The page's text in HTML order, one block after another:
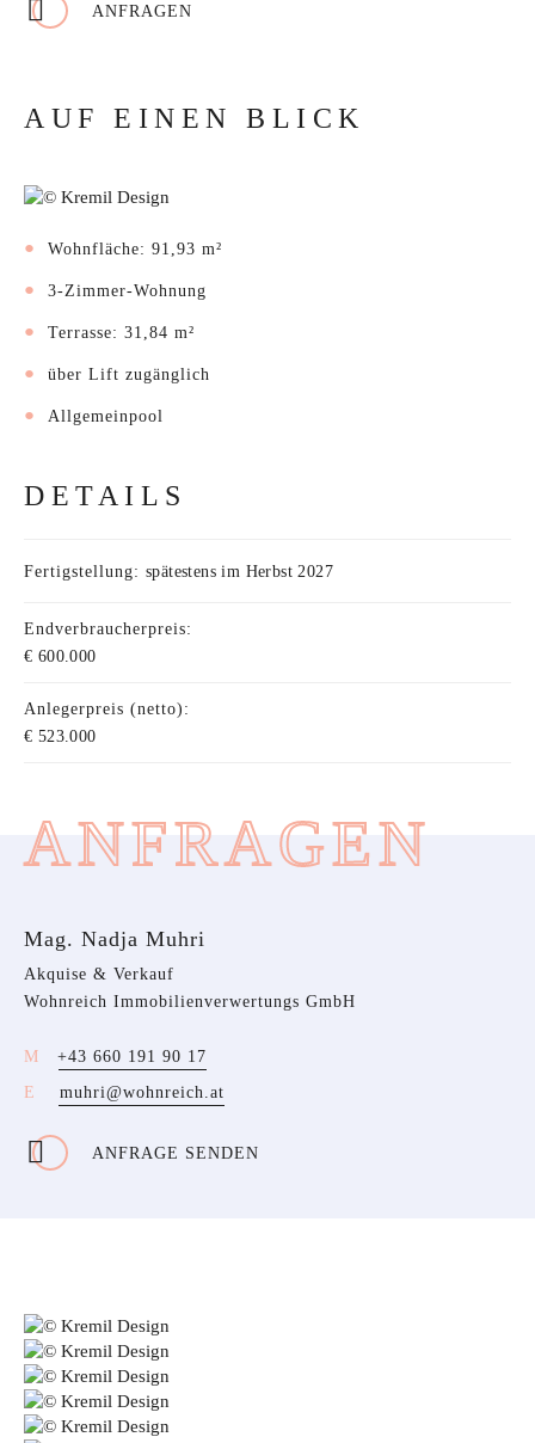
ANFRAGEN
AUF EINEN BLICK
Wohnfläche: 91,93 m²
3-Zimmer-Wohnung
Terrasse: 31,84 m²
über Lift zugänglich
Allgemeinpool
DETAILS
Fertigstellung: spätestens im Herbst 2027
Endverbraucherpreis:
€ 600.000
Anlegerpreis (netto):
€ 523.000
ANFRAGEN
Mag. Nadja Muhri
Akquise & Verkauf
Wohnreich Immobilienverwertungs GmbH
+43 660 191 90 17
muhri@wohnreich.at
ANFRAGE SENDEN